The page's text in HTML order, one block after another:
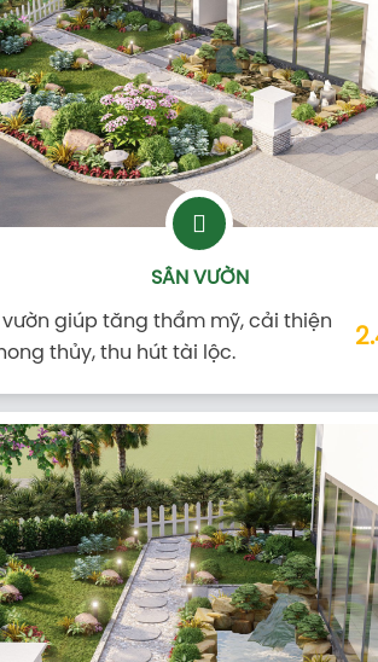
SÂN VƯỜN
vườn giúp tăng thẩm mỹ, cải thiện
thủy, thu hút tài lộc.